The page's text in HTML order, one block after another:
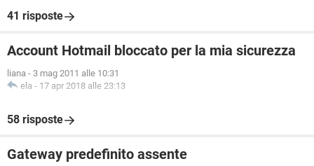
41 risposte
Account Hotmail bloccato per la mia sicurezza
liana - 3 mag 2011 alle 10:31
ela - 17 apr 2018 alle 23:13
58 risposte
Gateway predefinito assente